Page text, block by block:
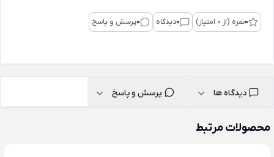
0نمره (از 0 امتیاز) 0دیدگاه 0پرسش و پاسخ
دیدگاه ها پرسش و پاسخ
محصولات مرتبط